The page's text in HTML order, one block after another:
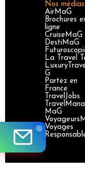
Nos médias
AirMaG
Brochures
ligne
CruiseMaG
DestiMaG
La Travel
G
Partez en
France
TravelJobs
MaG
Voyages